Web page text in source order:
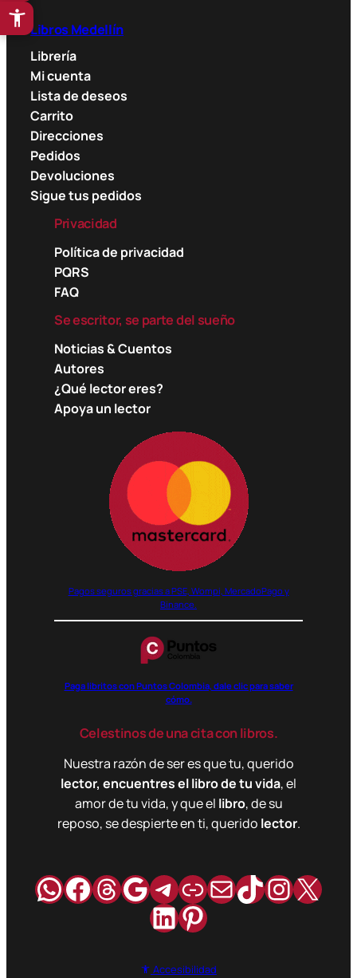
Libros Medellín
Librería
Mi cuenta
Lista de deseos
Carrito
Direcciones
Pedidos
Devoluciones
Sigue tus pedidos
Privacidad
Política de privacidad
PQRS
FAQ
Se escritor, se parte del sueño
Noticias & Cuentos
Autores
¿Qué lector eres?
Apoya un lector
Pagos seguros gracias a PSE, Wompi, MercadoPago y
Binance.
Paga libritos con Puntos Colombia, dale clic para saber
cómo.
Celestinos de una cita con libros.
Nuestra razón de ser es que tu, querido
lector, encuentres el libro de tu vida, el
amor de tu vida, y que el libro, de su
reposo, se despierte en ti, querido lector.
WhatsApp
Facebook
Hilos
Google
Telegram
Enlace
Correo
TikTok
X
LinkedIn
Pinterest
Accesibilidad